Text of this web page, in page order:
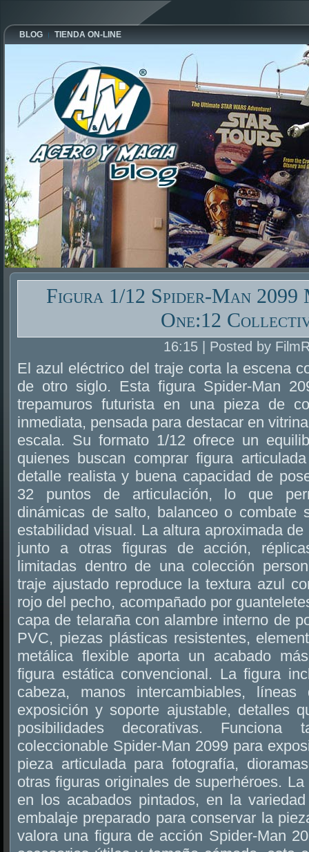
BLOG TIENDA ON-LINE
Figura 1/12 Spider-Man 2099
One:12
16:15 | Posted by
El azul eléctrico del traje corta la escena
de otro siglo. Esta figura Spider-Man
trepamuros futurista en una pieza de
inmediata, pensada para destacar en
escala. Su formato 1/12 ofrece un
quienes buscan comprar figura
detalle realista y buena capacidad de
32 puntos de articulación, lo que
dinámicas de salto, balanceo o combate
estabilidad visual. La altura aproximada
junto a otras figuras de acción,
limitadas dentro de una colección
traje ajustado reproduce la textura azul
rojo del pecho, acompañado por
capa de telaraña con alambre interno de
PVC, piezas plásticas resistentes,
metálica flexible aporta un acabado
figura estática convencional. La figura
cabeza, manos intercambiables,
exposición y soporte ajustable, detalles
posibilidades decorativas. Funciona
coleccionable Spider-Man 2099 para
pieza articulada para fotografía,
otras figuras originales de superhéroes.
en los acabados pintados, en la
embalaje preparado para conservar la
valora una figura de acción Spider-Man